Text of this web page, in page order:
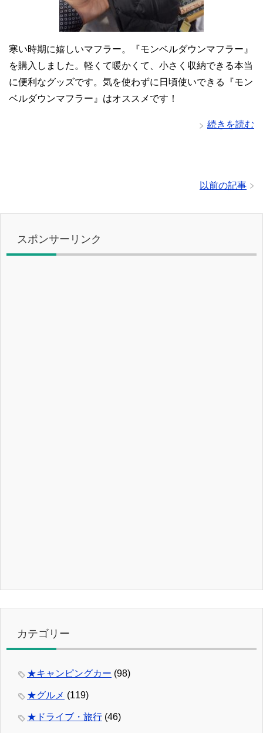
寒い時期に嬉しいマフラー。『モンベルダウンマフラー』
を購入しました。軽くて暖かくて、小さく収納できる本当
に便利なグッズです。気を使わずに日頃使いできる『モン
ベルダウンマフラー』はオススメです！
続きを読む
以前の記事
スポンサーリンク
カテゴリー
★キャンピングカー (98)
★グルメ (119)
★ドライブ・旅行 (46)